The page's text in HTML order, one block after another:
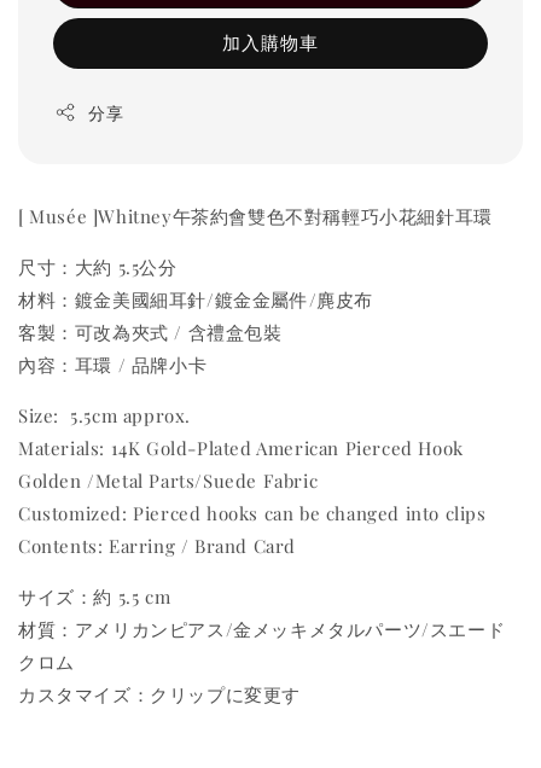
加入購物車
分享
[ Musée ]Whitney午茶約會雙色不對稱輕巧小花細針耳環
尺寸：大約 5.5公分
材料：鍍金美國細耳針/鍍金金屬件/麂皮布
客製：可改為夾式 / 含禮盒包裝
內容：耳環 / 品牌小卡
Size: 5.5cm approx.
Materials: 14K Gold-Plated American Pierced Hook
Golden /Metal Parts/Suede Fabric
Customized: Pierced hooks can be changed into clips
Contents: Earring / Brand Card
サイズ：約 5.5 cm
材質：アメリカンピアス/金メッキメタルパーツ/スエード
クロム
カスタマイズ：クリップに変更す